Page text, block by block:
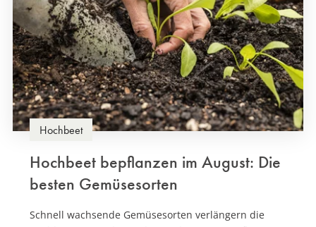
Hochbeet
Hochbeet bepflanzen im August: Die
besten Gemüsesorten
Schnell wachsende Gemüsesorten verlängern die